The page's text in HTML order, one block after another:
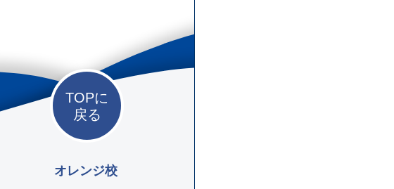
TOPに
戻る
オレンジ校